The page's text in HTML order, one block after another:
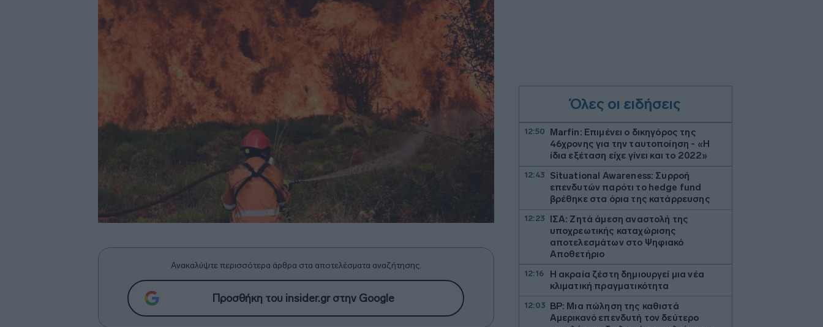
Ανακαλύψτε περισσότερα άρθρα στα αποτελέσματα αναζήτησης.
Προσθήκη του insider.gr στην Google
Όλες οι ειδήσεις
12:50
Marfin: Επιμένει ο δικηγόρος της
46χρονης για την ταυτοποίηση - «Η
ίδια εξέταση είχε γίνει και το 2022»
12:43
Situational Awareness: Συρροή
επενδυτών παρότι το hedge fund
βρέθηκε στα όρια της κατάρρευσης
12:23
ΙΣΑ: Ζητά άμεση αναστολή της
υποχρεωτικής καταχώρισης
αποτελεσμάτων στο Ψηφιακό
Αποθετήριο
12:16
Η ακραία ζέστη δημιουργεί μια νέα
κλιματική πραγματικότητα
12:03 BP: Μια πώληση της καθιστά
Αμερικανό επενδυτή τον δεύτερο